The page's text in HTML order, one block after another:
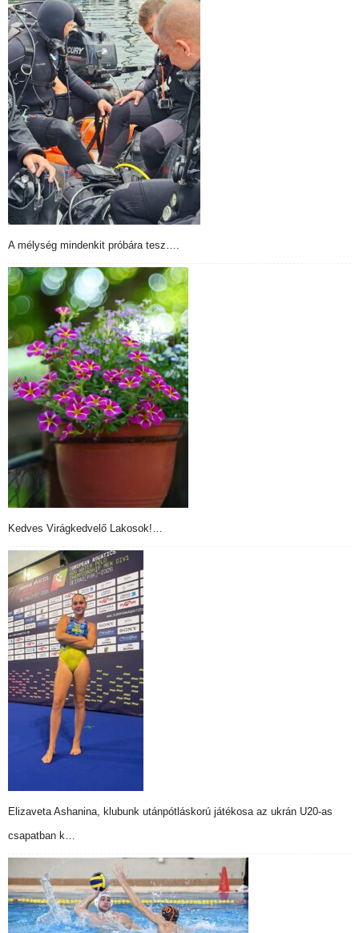
A mélység mindenkit próbára tesz….
Kedves Virágkedvelő Lakosok!…
Elizaveta Ashanina, klubunk utánpótláskorú játékosa az ukrán U20-as
csapatban k…